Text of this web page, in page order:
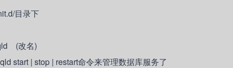
目录下
(改名)
start | stop | restart命令来管理数据库服务了